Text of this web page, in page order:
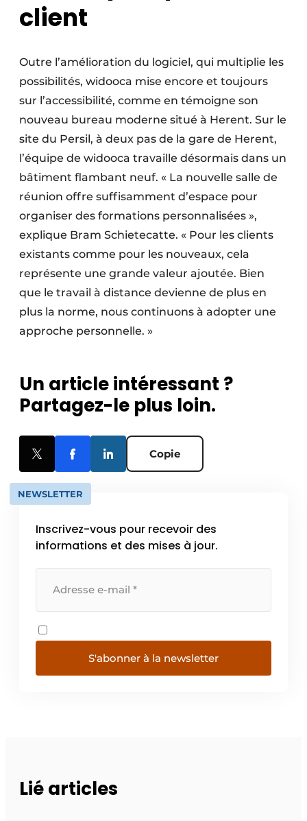
client
Outre l’amélioration du logiciel, qui multiplie les
possibilités, widooca mise encore et toujours
sur l’accessibilité, comme en témoigne son
nouveau bureau moderne situé à Herent. Sur le
site du Persil, à deux pas de la gare de Herent,
l’équipe de widooca travaille désormais dans un
bâtiment flambant neuf. « La nouvelle salle de
réunion offre suffisamment d’espace pour
organiser des formations personnalisées »,
explique Bram Schietecatte. « Pour les clients
existants comme pour les nouveaux, cela
représente une grande valeur ajoutée. Bien
que le travail à distance devienne de plus en
plus la norme, nous continuons à adopter une
approche personnelle. »
Un article intéressant ?
Partagez-le plus loin.
Copie
NEWSLETTER
Inscrivez-vous pour recevoir des
informations et des mises à jour.
S'abonner à la newsletter
Lié articles